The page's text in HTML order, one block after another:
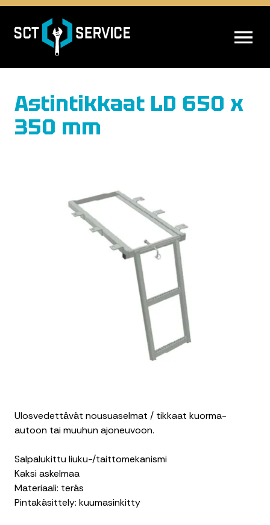
Astintikkaat LD 650 x
350 mm
Ulosvedettävät nousuaselmat / tikkaat kuorma-
autoon tai muuhun ajoneuvoon.
Salpalukittu liuku-/taittomekanismi
Kaksi askelmaa
Materiaali: teräs
Pintakäsittely: kuumasinkitty